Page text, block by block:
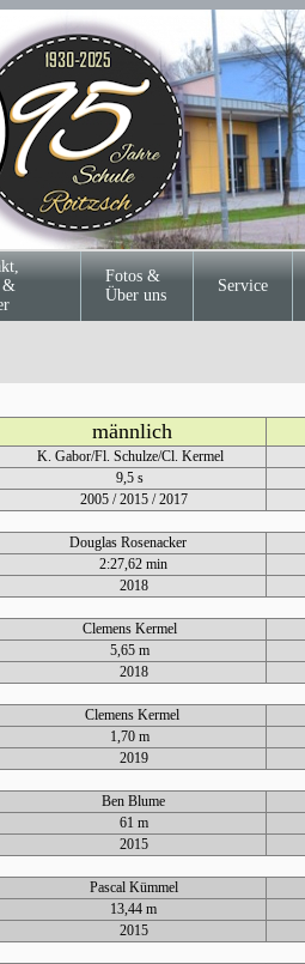
&
Fotos &
Über uns
Service
männlich
K. Gabor/Fl. Schulze/Cl. Kermel
9,5 s
2005 / 2015 / 2017
Douglas Rosenacker
2:27,62 min
2018
Clemens Kermel
5,65 m
2018
Clemens Kermel
1,70 m
2019
Ben Blume
61 m
2015
Pascal Kümmel
13,44 m
2015